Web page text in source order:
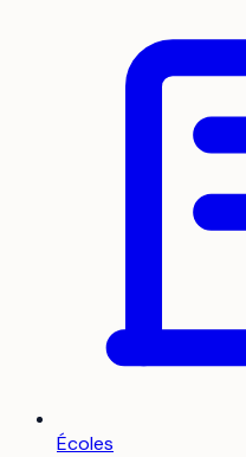
Écoles